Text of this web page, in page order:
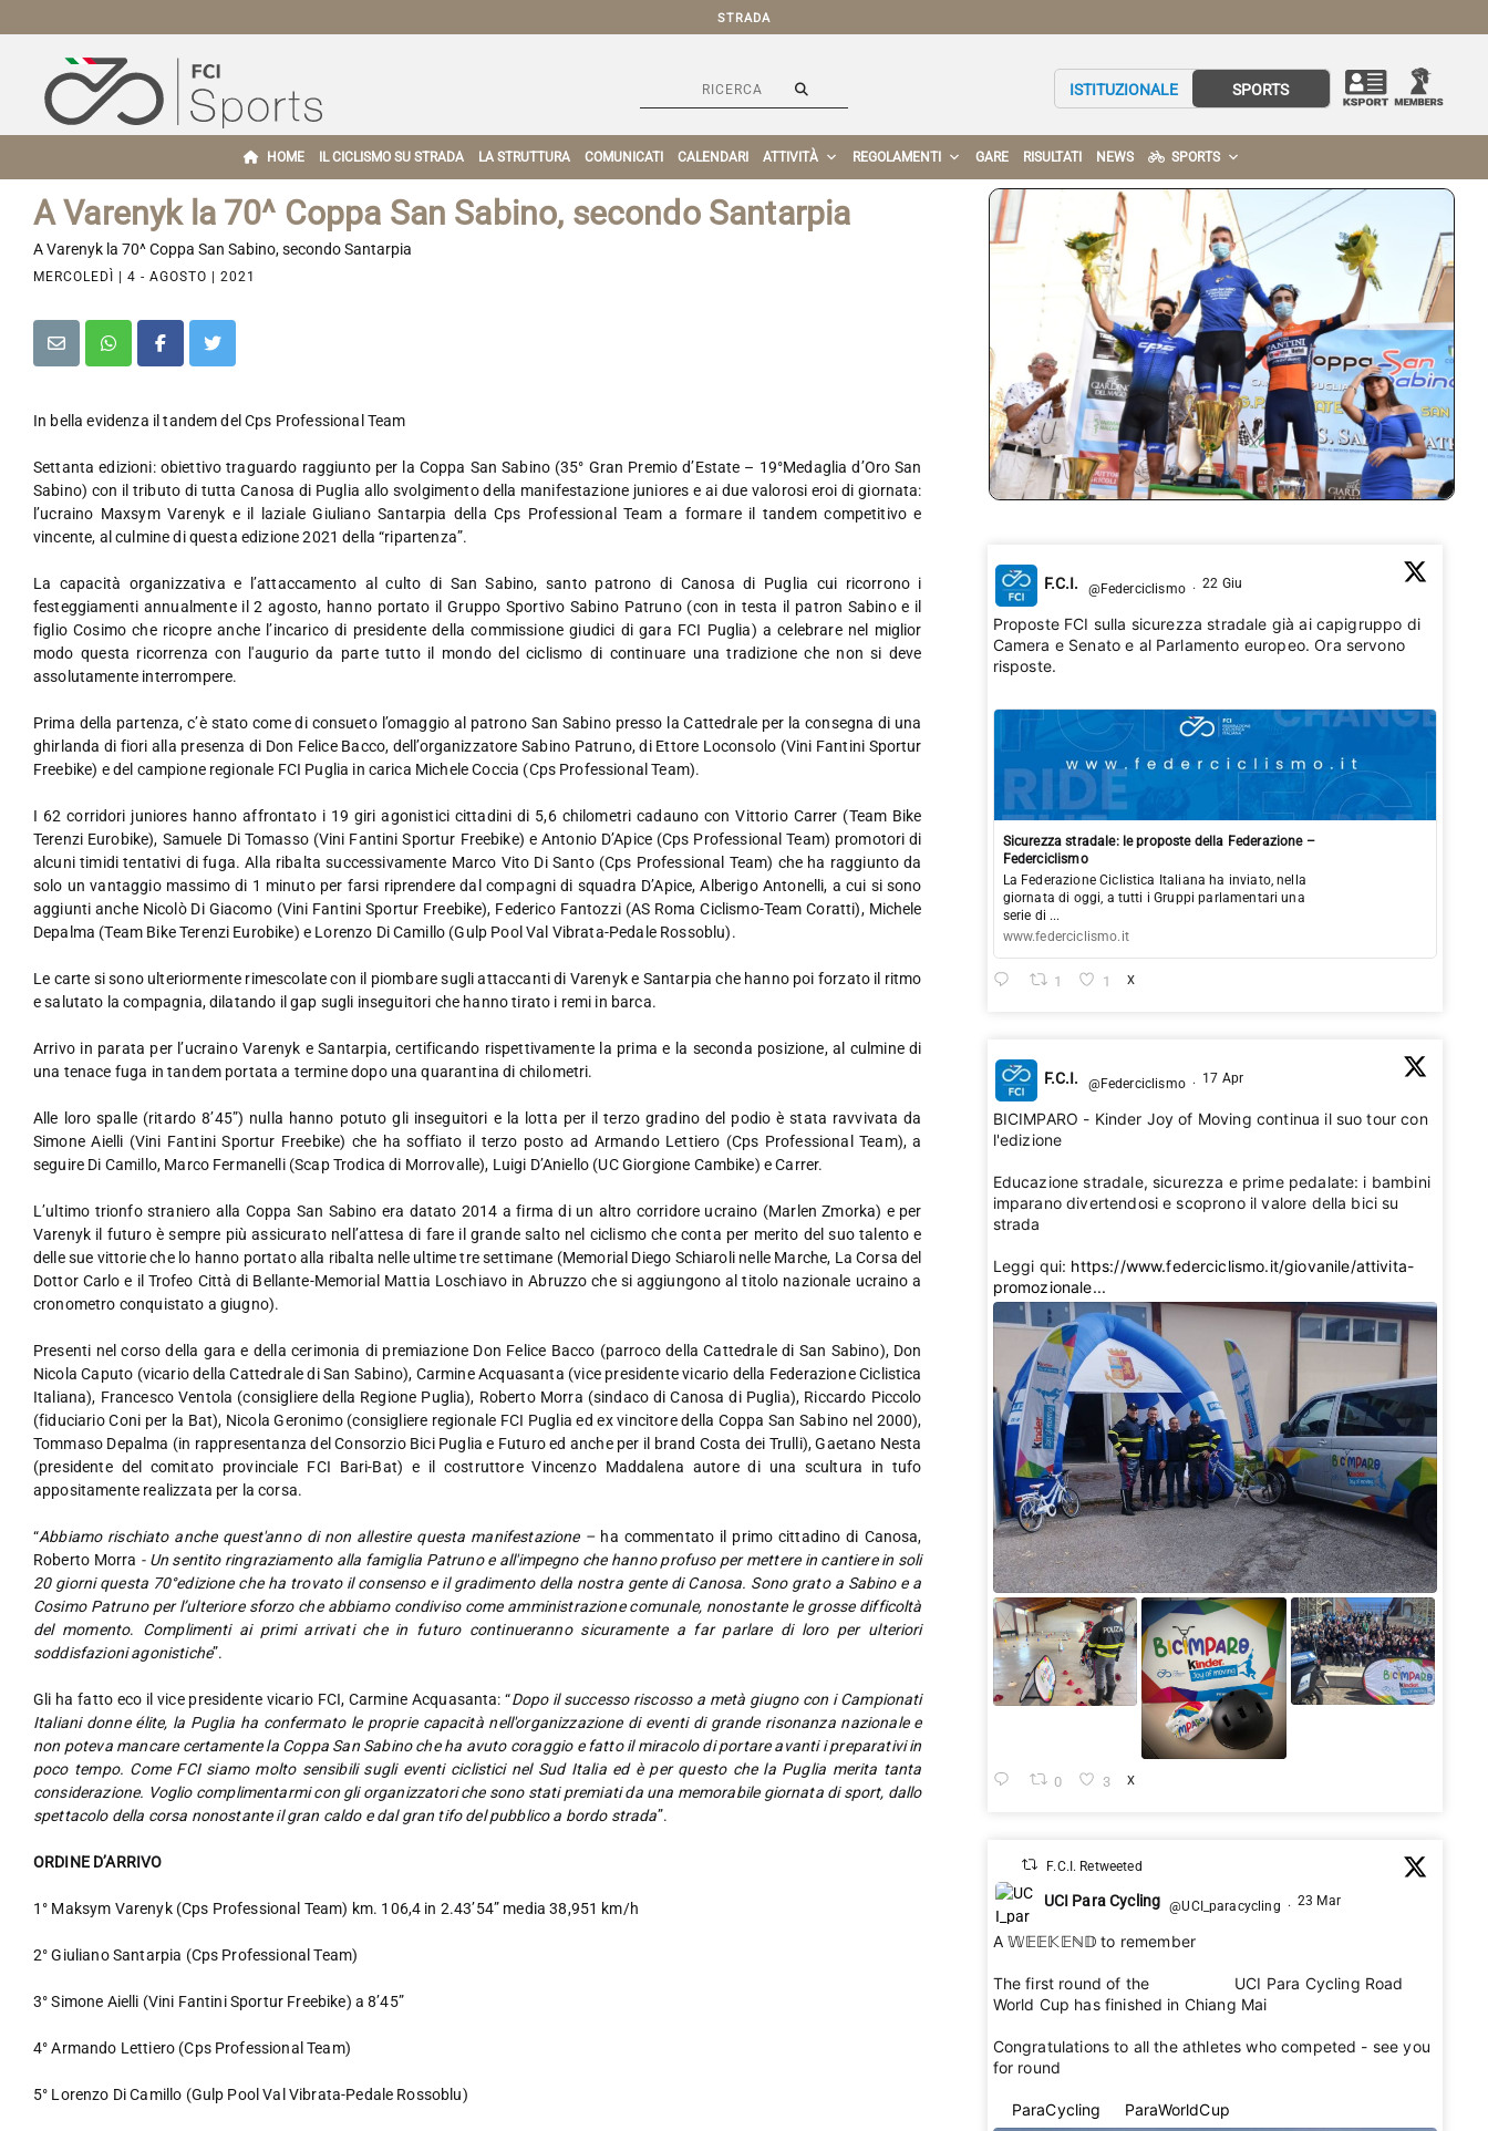
STRADA
ISTITUZIONALE SPORTS
HOME IL CICLISMO SU STRADA LA STRUTTURA COMUNICATI CALENDARI ATTIVITÀ REGOLAMENTI GARE RISULTATI NEWS SPORTS
A Varenyk la 70^ Coppa San Sabino, secondo Santarpia
A Varenyk la 70^ Coppa San Sabino, secondo Santarpia
MERCOLEDÌ | 4 - AGOSTO | 2021
In bella evidenza il tandem del Cps Professional Team
Settanta edizioni: obiettivo traguardo raggiunto per la Coppa San Sabino (35° Gran Premio d’Estate – 19°Medaglia d’Oro San
Sabino) con il tributo di tutta Canosa di Puglia allo svolgimento della manifestazione juniores e ai due valorosi eroi di giornata:
l’ucraino Maxsym Varenyk e il laziale Giuliano Santarpia della Cps Professional Team a formare il tandem competitivo e
vincente, al culmine di questa edizione 2021 della “ripartenza”.
La capacità organizzativa e l’attaccamento al culto di San Sabino, santo patrono di Canosa di Puglia cui ricorrono i
festeggiamenti annualmente il 2 agosto, hanno portato il Gruppo Sportivo Sabino Patruno (con in testa il patron Sabino e il
figlio Cosimo che ricopre anche l’incarico di presidente della commissione giudici di gara FCI Puglia) a celebrare nel miglior
modo questa ricorrenza con l'augurio da parte tutto il mondo del ciclismo di continuare una tradizione che non si deve
assolutamente interrompere.
Prima della partenza, c’è stato come di consueto l’omaggio al patrono San Sabino presso la Cattedrale per la consegna di una
ghirlanda di fiori alla presenza di Don Felice Bacco, dell’organizzatore Sabino Patruno, di Ettore Loconsolo (Vini Fantini Sportur
Freebike) e del campione regionale FCI Puglia in carica Michele Coccia (Cps Professional Team).
I 62 corridori juniores hanno affrontato i 19 giri agonistici cittadini di 5,6 chilometri cadauno con Vittorio Carrer (Team Bike
Terenzi Eurobike), Samuele Di Tomasso (Vini Fantini Sportur Freebike) e Antonio D’Apice (Cps Professional Team) promotori di
alcuni timidi tentativi di fuga. Alla ribalta successivamente Marco Vito Di Santo (Cps Professional Team) che ha raggiunto da
solo un vantaggio massimo di 1 minuto per farsi riprendere dal compagni di squadra D’Apice, Alberigo Antonelli, a cui si sono
aggiunti anche Nicolò Di Giacomo (Vini Fantini Sportur Freebike), Federico Fantozzi (AS Roma Ciclismo-Team Coratti), Michele
Depalma (Team Bike Terenzi Eurobike) e Lorenzo Di Camillo (Gulp Pool Val Vibrata-Pedale Rossoblu).
Le carte si sono ulteriormente rimescolate con il piombare sugli attaccanti di Varenyk e Santarpia che hanno poi forzato il ritmo
e salutato la compagnia, dilatando il gap sugli inseguitori che hanno tirato i remi in barca.
Arrivo in parata per l’ucraino Varenyk e Santarpia, certificando rispettivamente la prima e la seconda posizione, al culmine di
una tenace fuga in tandem portata a termine dopo una quarantina di chilometri.
Alle loro spalle (ritardo 8’45”) nulla hanno potuto gli inseguitori e la lotta per il terzo gradino del podio è stata ravvivata da
Simone Aielli (Vini Fantini Sportur Freebike) che ha soffiato il terzo posto ad Armando Lettiero (Cps Professional Team), a
seguire Di Camillo, Marco Fermanelli (Scap Trodica di Morrovalle), Luigi D’Aniello (UC Giorgione Cambike) e Carrer.
L’ultimo trionfo straniero alla Coppa San Sabino era datato 2014 a firma di un altro corridore ucraino (Marlen Zmorka) e per
Varenyk il futuro è sempre più assicurato nell’attesa di fare il grande salto nel ciclismo che conta per merito del suo talento e
delle sue vittorie che lo hanno portato alla ribalta nelle ultime tre settimane (Memorial Diego Schiaroli nelle Marche, La Corsa del
Dottor Carlo e il Trofeo Città di Bellante-Memorial Mattia Loschiavo in Abruzzo che si aggiungono al titolo nazionale ucraino a
cronometro conquistato a giugno).
Presenti nel corso della gara e della cerimonia di premiazione Don Felice Bacco (parroco della Cattedrale di San Sabino), Don
Nicola Caputo (vicario della Cattedrale di San Sabino), Carmine Acquasanta (vice presidente vicario della Federazione Ciclistica
Italiana), Francesco Ventola (consigliere della Regione Puglia), Roberto Morra (sindaco di Canosa di Puglia), Riccardo Piccolo
(fiduciario Coni per la Bat), Nicola Geronimo (consigliere regionale FCI Puglia ed ex vincitore della Coppa San Sabino nel 2000),
Tommaso Depalma (in rappresentanza del Consorzio Bici Puglia e Futuro ed anche per il brand Costa dei Trulli), Gaetano Nesta
(presidente del comitato provinciale FCI Bari-Bat) e il costruttore Vincenzo Maddalena autore di una scultura in tufo
appositamente realizzata per la corsa.
“Abbiamo rischiato anche quest'anno di non allestire questa manifestazione – ha commentato il primo cittadino di Canosa,
Roberto Morra - Un sentito ringraziamento alla famiglia Patruno e all'impegno che hanno profuso per mettere in cantiere in soli
20 giorni questa 70°edizione che ha trovato il consenso e il gradimento della nostra gente di Canosa. Sono grato a Sabino e a
Cosimo Patruno per l’ulteriore sforzo che abbiamo condiviso come amministrazione comunale, nonostante le grosse difficoltà
del momento. Complimenti ai primi arrivati che in futuro continueranno sicuramente a far parlare di loro per ulteriori
soddisfazioni agonistiche”.
Gli ha fatto eco il vice presidente vicario FCI, Carmine Acquasanta: “Dopo il successo riscosso a metà giugno con i Campionati
Italiani donne élite, la Puglia ha confermato le proprie capacità nell'organizzazione di eventi di grande risonanza nazionale e
non poteva mancare certamente la Coppa San Sabino che ha avuto coraggio e fatto il miracolo di portare avanti i preparativi in
poco tempo. Come FCI siamo molto sensibili sugli eventi ciclistici nel Sud Italia ed è per questo che la Puglia merita tanta
considerazione. Voglio complimentarmi con gli organizzatori che sono stati premiati da una memorabile giornata di sport, dallo
spettacolo della corsa nonostante il gran caldo e dal gran tifo del pubblico a bordo strada”.
ORDINE D’ARRIVO
1° Maksym Varenyk (Cps Professional Team) km. 106,4 in 2.43’54” media 38,951 km/h
2° Giuliano Santarpia (Cps Professional Team)
3° Simone Aielli (Vini Fantini Sportur Freebike) a 8’45”
4° Armando Lettiero (Cps Professional Team)
5° Lorenzo Di Camillo (Gulp Pool Val Vibrata-Pedale Rossoblu)
F.C.I. @Federciclismo · 22 Giu
Proposte FCI sulla sicurezza stradale già ai capigruppo di
Camera e Senato e al Parlamento europeo. Ora servono
risposte.
Sicurezza stradale: le proposte della Federazione –
Federciclismo
La Federazione Ciclistica Italiana ha inviato, nella
giornata di oggi, a tutti i Gruppi parlamentari una
serie di ...
www.federciclismo.it
1 1 X
F.C.I. @Federciclismo · 17 Apr
BICIMPARO - Kinder Joy of Moving continua il suo tour con
l'edizione 2026🚴‍♂️
Educazione stradale, sicurezza e prime pedalate: i bambini
imparano divertendosi e scoprono il valore della bici su
strada 💛
Leggi qui: https://www.federciclismo.it/giovanile/attivita-
promozionale...
0 3 X
F.C.I. Retweeted
UCI Para Cycling @UCI_paracycling · 23 Mar
A 𝕎𝔼𝔼𝕂𝔼ℕ𝔻 to remember 🌟
The first round of the 2026 UCI Para Cycling Road
World Cup has finished in Chiang Mai 🇹🇭
Congratulations to all the athletes who competed - see you
for round 2 👋
#ParaCycling #ParaWorldCup